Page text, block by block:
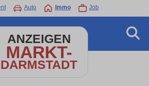
Auto Immo Job
ANZEIGEN
MARKT-
DARMSTADT